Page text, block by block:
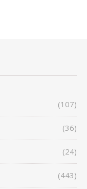
(107)
(36)
(24)
(443)